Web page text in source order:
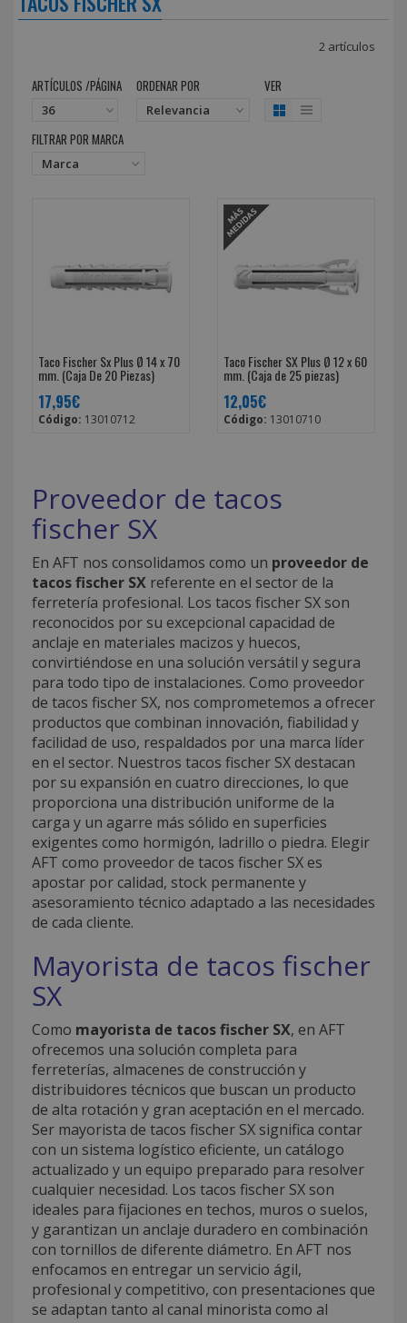
2 artículos
ARTÍCULOS /PÁGINA ORDENAR POR VER
FILTRAR POR MARCA
Taco Fischer Sx Plus Ø 14 x 70
mm. (Caja De 20 Piezas)
17,95€
Código: 13010712
Taco Fischer SX Plus Ø 12 x 60
mm. (Caja de 25 piezas)
12,05€
Código: 13010710
Proveedor de tacos
fischer SX
En AFT nos consolidamos como un proveedor de
tacos fischer SX referente en el sector de la
ferretería profesional. Los tacos fischer SX son
reconocidos por su excepcional capacidad de
anclaje en materiales macizos y huecos,
convirtiéndose en una solución versátil y segura
para todo tipo de instalaciones. Como proveedor
de tacos fischer SX, nos comprometemos a ofrecer
productos que combinan innovación, fiabilidad y
facilidad de uso, respaldados por una marca líder
en el sector. Nuestros tacos fischer SX destacan
por su expansión en cuatro direcciones, lo que
proporciona una distribución uniforme de la
carga y un agarre más sólido en superficies
exigentes como hormigón, ladrillo o piedra. Elegir
AFT como proveedor de tacos fischer SX es
apostar por calidad, stock permanente y
asesoramiento técnico adaptado a las necesidades
de cada cliente.
Mayorista de tacos fischer
SX
Como mayorista de tacos fischer SX, en AFT
ofrecemos una solución completa para
ferreterías, almacenes de construcción y
distribuidores técnicos que buscan un producto
de alta rotación y gran aceptación en el mercado.
Ser mayorista de tacos fischer SX significa contar
con un sistema logístico eficiente, un catálogo
actualizado y un equipo preparado para resolver
cualquier necesidad. Los tacos fischer SX son
ideales para fijaciones en techos, muros o suelos,
y garantizan un anclaje duradero en combinación
con tornillos de diferente diámetro. En AFT nos
enfocamos en entregar un servicio ágil,
profesional y competitivo, con presentaciones que
se adaptan tanto al canal minorista como al